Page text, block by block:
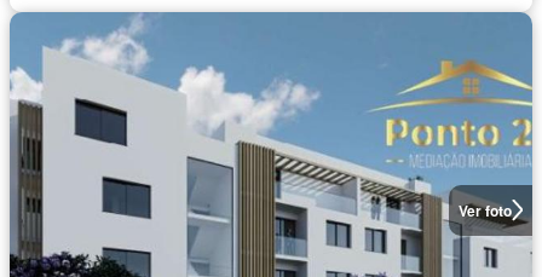
Ver foto